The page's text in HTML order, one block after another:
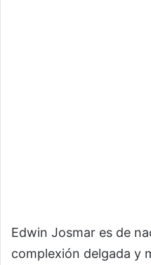
Edwin Josmar es de
complexión delgada y